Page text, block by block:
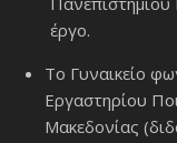
έργο.
Το Γυναικείο
Εργαστηρίου
Μακεδονίας